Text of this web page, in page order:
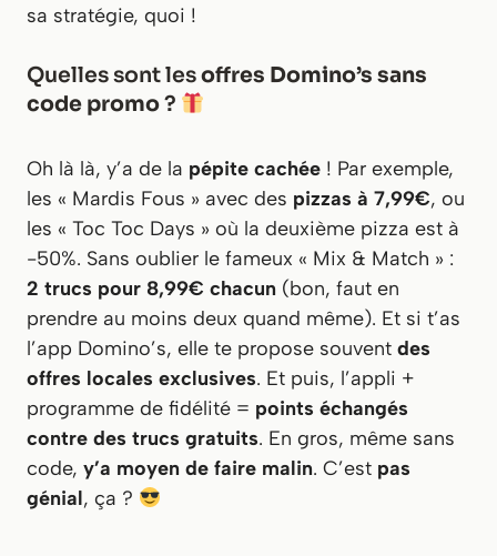
sa stratégie, quoi !
Quelles sont lesoffres Domino’s sans
code promo?
Oh là là, y’a de la pépite cachée ! Par exemple,
les « Mardis Fous » avec des pizzas à 7,99€, ou
les « Toc Toc Days » où la deuxième pizza est à
-50%. Sans oublier le fameux « Mix & Match » :
2 trucs pour 8,99€ chacun (bon, faut en
prendre au moins deux quand même). Et si t’as
l’app Domino’s, elle te propose souvent des
offres locales exclusives. Et puis, l’appli +
programme de fidélité = points échangés
contre des trucs gratuits. En gros, même sans
code, y’a moyen de faire malin. C’est pas
génial, ça ?